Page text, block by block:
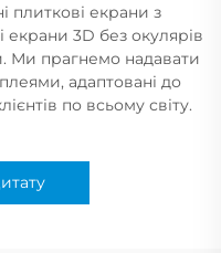
плиткові екрани з
екрани 3D без окулярів
Ми прагнемо надавати
адаптовані до
по всьому світу.